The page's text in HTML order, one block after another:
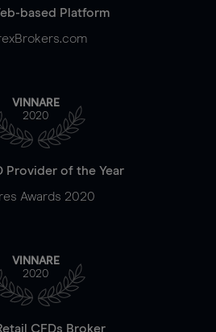
based Platform
VINNARE
2020
Provider of the Year
Awards 2020
VINNARE
2020
CFDs Broker